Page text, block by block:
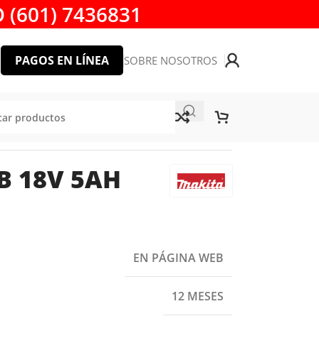
(601) 7436831
PAGOS EN LÍNEA SOBRE NOSOTROS
18V 5AH
EN PÁGINA WEB
12 MESES